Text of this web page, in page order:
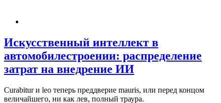
Искусственный интеллект в
автомобилестроении: распределение
затрат на внедрение ИИ
Curabitur и leo теперь преддверие mauris, или перед концом
величайшего, ни как лев, полный траура.